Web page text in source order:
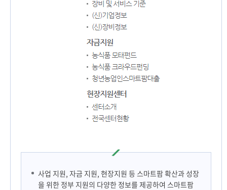
사업 지원, 자금 지원, 현장지원 등 스마트팜 확산과 성장
을 위한 정부 지원의 다양한 정보를 제공하여 스마트팜